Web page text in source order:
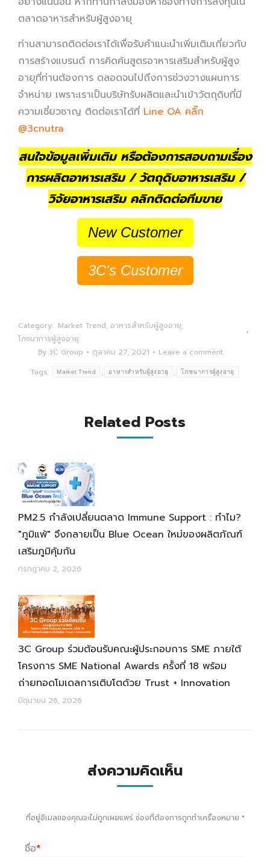
ตลาดอาหารสำหรับผู้สูงอายุ
ท่านสามารถติดต่อเราได้เพื่อรับคำแนะนำเพิ่มเติมเกี่ยวกับ
การสร้างแบรนด์ การคิดค้นสูตรอาหารเสริมสำหรับผู้สูง
อายุที่ท่านต้องการ ตลอดจนไปถึงการช่วงวางแผนการ
จำหน่าย เพราะเราเป็นบริษัทรับผลิตและนำเข้าวัตถุดิบที่มี
ความเชี่ยวชาญ ติดต่อเราได้ที่ Line OA คลิ๊ก
@3cnutra
สนใจข้อมูลเพิ่มเติม หรือต้องการสอบถามเรื่อง
การผลิตอาหารเสริม / วัตถุดิบอาหารเสริม /
วิจัยอาหารเสริม คลิกติดต่อทีมขาย
New Customer
3C's Customer
Category: Market Trend, อาหารสำหรับผู้สูงอายุ,
โภชนาการผู้สูงอายุ
By 3C Group ตุลาคม 27, 2021
Leave a comment
Tags:
Market Trend , อาหารสำหรับผู้สูงอายุ , โภชนาการผู้สูงอายุ
Related Posts
PM2.5 กำลังเปลี่ยนตลาด Immune Support : ทำไม?
"ภูมิแพ้" จึงกลายเป็น Blue Ocean ใหม่ของผลิตภัณฑ์
เสริมภูมิคุ้มกัน
กรกฎาคม 2, 2026
3C Group ร่วมต้อนรับคณะผู้ประกอบการ SME ภายใต้
โครงการ SME National Awards ครั้งที่ 18 พร้อม
ถ่ายทอดโมเดลการเติบโตด้วย Trust + Innovation
มิถุนายน 26, 2026
ส่งความคิดเห็น
ที่อยู่อีเมลของคุณจะไม่ถูกเผยแพร่ ช่องที่ต้องการถูกทำเครื่องหมาย *
ชื่อ*